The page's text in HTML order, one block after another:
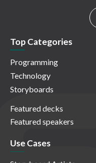
Top Categories
Programming
Technology
Storyboards
Featured decks
Featured speakers
Use Cases